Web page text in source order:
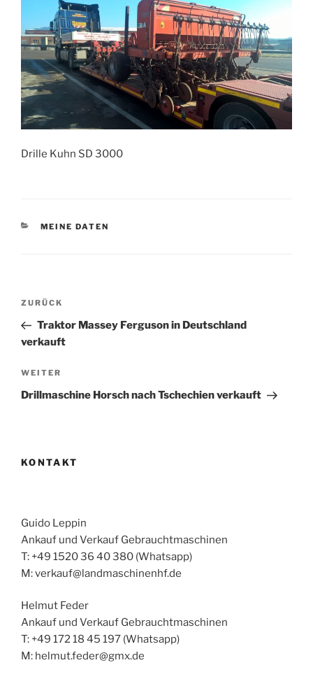
Drille Kuhn SD 3000
KATEGORIEN
MEINE DATEN
Beitragsnavigation
Vorheriger
Beitrag
ZURÜCK
Traktor Massey Ferguson in Deutschland
verkauft
Nächster
Beitrag
WEITER
Drillmaschine Horsch nach Tschechien verkauft
KONTAKT
Guido Leppin
Ankauf und Verkauf Gebrauchtmaschinen
T: +49 1520 36 40 380 (Whatsapp)
M: verkauf@landmaschinenhf.de
Helmut Feder
Ankauf und Verkauf Gebrauchtmaschinen
T: +49 172 18 45 197 (Whatsapp)
M: helmut.feder@gmx.de